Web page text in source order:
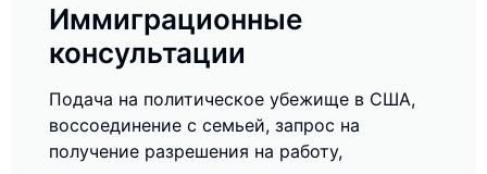
Иммиграционные
консультации
Подача на политическое убежище в США,
воссоединение с семьей, запрос на
получение разрешения на работу,